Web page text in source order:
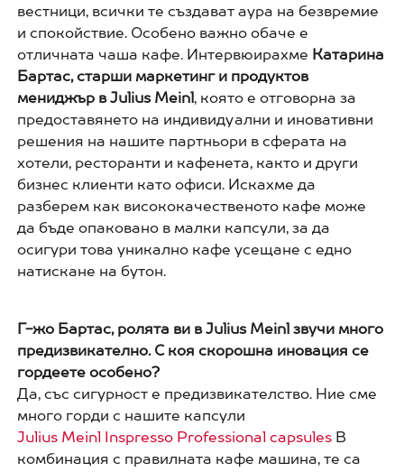
вестници, всички те създават аура на безвремие
и спокойствие. Особено важно обаче е
отличната чаша кафе. Интервюирахме Катарина
Бартас, старши маркетинг и продуктов
мениджър в Julius Meinl, която е отговорна за
предоставянето на индивидуални и иновативни
решения на нашите партньори в сферата на
хотели, ресторанти и кафенета, както и други
бизнес клиенти като офиси. Искахме да
разберем как висококачественото кафе може
да бъде опаковано в малки капсули, за да
осигури това уникално кафе усещане с едно
натискане на бутон.
Г-жо Бартас, ролята ви в Julius Meinl звучи много
предизвикателно. С коя скорошна иновация се
гордеете особено?
Да, със сигурност е предизвикателство. Ние сме
много горди с нашите капсули
Julius Meinl Inspresso Professional capsulesВ
комбинация с правилната кафе машина, те са